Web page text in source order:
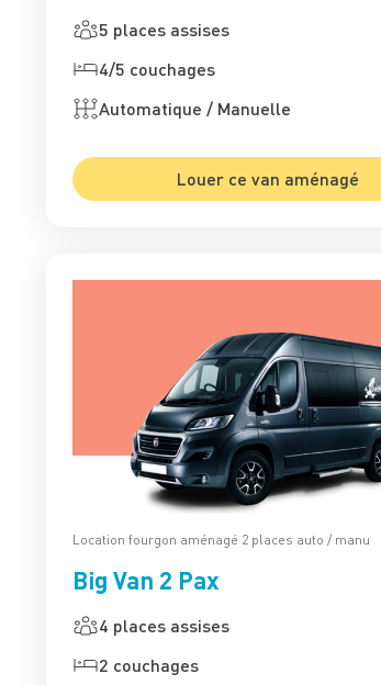
5 places assises
4/5 couchages
Automatique / Manuelle
Louer ce van aménagé
Location fourgon aménagé 2 places auto / manu
Big Van 2 Pax
4 places assises
2 couchages